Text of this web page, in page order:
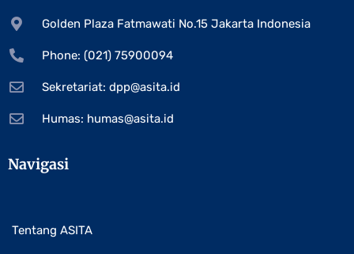
Golden Plaza Fatmawati No.15 Jakarta Indonesia
Phone: (021) 75900094
Sekretariat: dpp@asita.id
Humas: humas@asita.id
Navigasi
Tentang ASITA